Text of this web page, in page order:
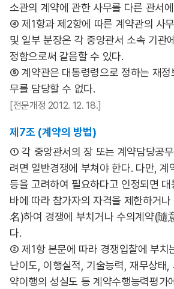
소관의 계약에 관한 사무를 다른 관서
④ 제1항과 제2항에 따른 계약관의 사
및 일부 분장은 각 중앙관서 소속 기관
정함으로써 갈음할 수 있다.
⑤ 계약관은 대통령령으로 정하는 재정
무를 담당할 수 없다.
[전문개정 2012. 12. 18.]
제7조 (계약의 방법)
① 각 중앙관서의 장 또는 계약담당공
려면 일반경쟁에 부쳐야 한다. 다만, 계
등을 고려하여 필요하다고 인정되면
바에 따라 참가자의 자격을 제한하거
名)하여 경쟁에 부치거나 수의계약(隨
다.
② 제1항 본문에 따라 경쟁입찰에 부치
난이도, 이행실적, 기술능력, 재무상태,
약이행의 성실도 등 계약수행능력평가